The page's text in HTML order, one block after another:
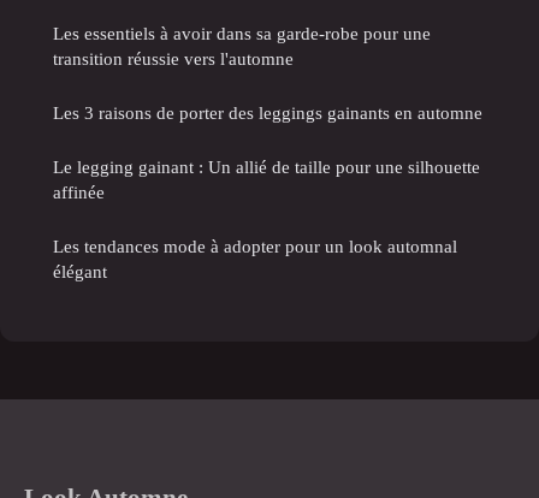
Les essentiels à avoir dans sa garde-robe pour une
transition réussie vers l'automne
Les 3 raisons de porter des leggings gainants en automne
Le legging gainant : Un allié de taille pour une silhouette
affinée
Les tendances mode à adopter pour un look automnal
élégant